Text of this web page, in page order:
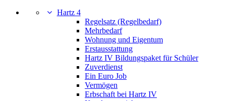
Hartz 4
Regelsatz (Regelbedarf)
Mehrbedarf
Wohnung und Eigentum
Erstausstattung
Hartz IV Bildungspaket für Schüler
Zuverdienst
Ein Euro Job
Vermögen
Erbschaft bei Hartz IV